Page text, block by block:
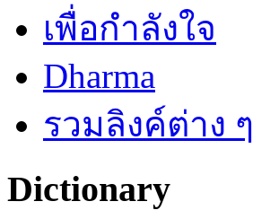
เพื่อกำลังใจ
Dharma
รวมลิงค์ต่าง ๆ
Dictionary